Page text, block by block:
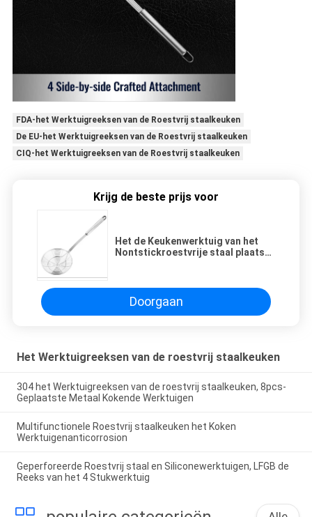
FDA-het Werktuigreeksen van de Roestvrij staalkeuken
De EU-het Werktuigreeksen van de Roestvrij staalkeuken
CIQ-het Werktuigreeksen van de Roestvrij staalkeuken
Krijg de beste prijs voor
Het de Keukenwerktuig van het
Nontstickroestvrije staal plaatst
Doorgaan
Het Werktuigreeksen van de roestvrij staalkeuken
304 het Werktuigreeksen van de roestvrij staalkeuken, 8pcs-
Geplaatste Metaal Kokende Werktuigen
Multifunctionele Roestvrij staalkeuken het Koken
Werktuigenanticorrosion
Geperforeerde Roestvrij staal en Siliconewerktuigen, LFGB de
Reeks van het 4 Stukwerktuig